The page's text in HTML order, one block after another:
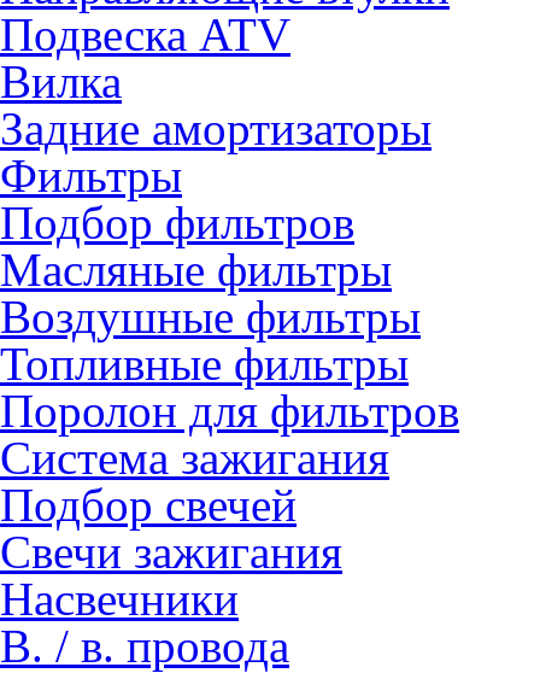
Подвеска ATV
Вилка
Задние амортизаторы
Фильтры
Подбор фильтров
Масляные фильтры
Воздушные фильтры
Топливные фильтры
Поролон для фильтров
Система зажигания
Подбор свечей
Свечи зажигания
Насвечники
В. / в. провода